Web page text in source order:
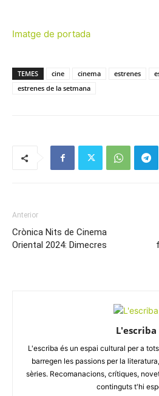
Imatge de portada
TEMES cine cinema estrenes
estrenes de la setmana
Anterior
Crònica Nits de Cinema
Oriental 2024: Dimecres
L'escriba
L'escriba és un espai cultural per a
barregen les passions per la
sèries. Recomanacions, crítiques,
continguts t'hi